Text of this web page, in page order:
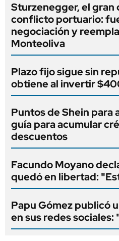
Sturzenegger, el gran
conflicto portuario:
negociación y
Monteoliva
Plazo fijo sigue sin
obtiene al invertir
Puntos de Shein para
guía para acumular
descuentos
Facundo Moyano
quedó en libertad:
Papu Gómez publicó
en sus redes sociales: